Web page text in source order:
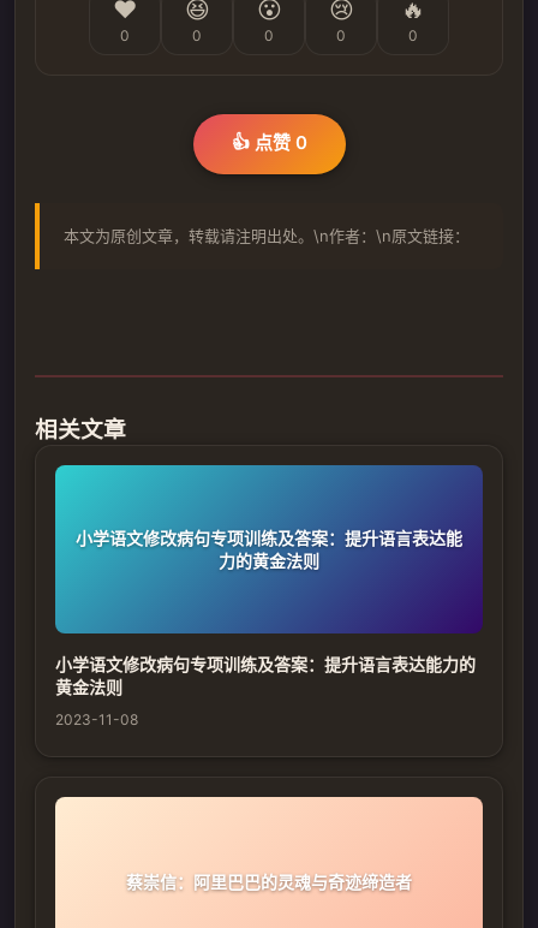
❤️
0
😆
0
😮
0
😢
0
🔥
0
👍 点赞 0
本文为原创文章，转载请注明出处。\n作者：\n原文链接：
相关文章
小学语文修改病句专项训练及答案：提升语言表达能
力的黄金法则
小学语文修改病句专项训练及答案：提升语言表达能力的
黄金法则
2023-11-08
蔡崇信：阿里巴巴的灵魂与奇迹缔造者